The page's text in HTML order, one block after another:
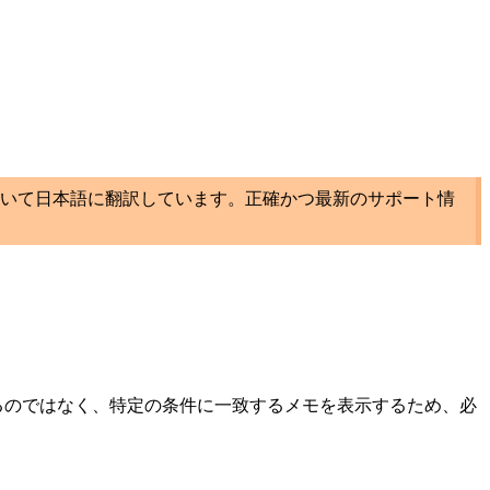
て日本語に翻訳しています。正確かつ最新のサポート情
ではなく、特定の条件に一致するメモを表示するため、必